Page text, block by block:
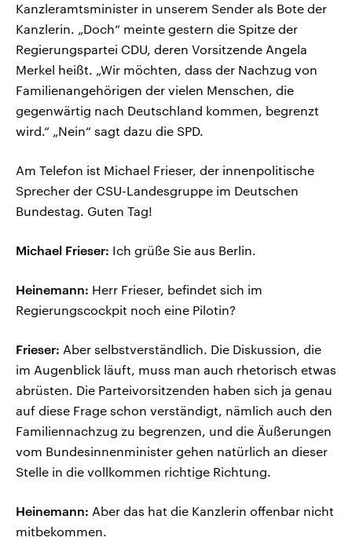
Kanzleramtsminister in unserem Sender als Bote der
Kanzlerin. „Doch“ meinte gestern die Spitze der
Regierungspartei CDU, deren Vorsitzende Angela
Merkel heißt. „Wir möchten, dass der Nachzug von
Familienangehörigen der vielen Menschen, die
gegenwärtig nach Deutschland kommen, begrenzt
wird.“ „Nein“ sagt dazu die SPD.
Am Telefon ist Michael Frieser, der innenpolitische
Sprecher der CSU-Landesgruppe im Deutschen
Bundestag. Guten Tag!
Michael Frieser: Ich grüße Sie aus Berlin.
Heinemann: Herr Frieser, befindet sich im
Regierungscockpit noch eine Pilotin?
Frieser: Aber selbstverständlich. Die Diskussion, die
im Augenblick läuft, muss man auch rhetorisch etwas
abrüsten. Die Parteivorsitzenden haben sich ja genau
auf diese Frage schon verständigt, nämlich auch den
Familiennachzug zu begrenzen, und die Äußerungen
vom Bundesinnenminister gehen natürlich an dieser
Stelle in die vollkommen richtige Richtung.
Heinemann: Aber das hat die Kanzlerin offenbar nicht
mitbekommen.